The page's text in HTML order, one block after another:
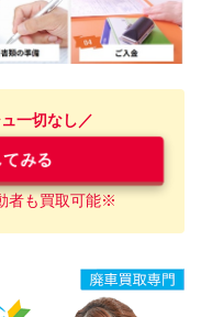
一切なし／
みる
者も買取可能※